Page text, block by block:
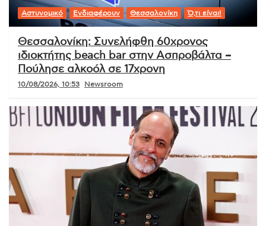
Αστυνομικό Ενδιαφέρουν Θεσσαλονίκη Ό,τι είναι!
Θεσσαλονίκη: Συνελήφθη 60χρονος
ιδιοκτήτης beach bar στην Ασπροβάλτα –
Πούλησε αλκοόλ σε 17χρονη
10/08/2026, 10:53 Newsroom